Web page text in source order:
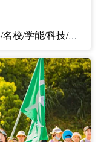
校/学能/科技/机器人